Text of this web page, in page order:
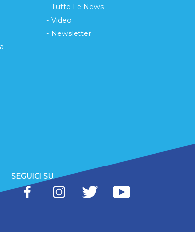
- Tutte Le News
- Video
- Newsletter
SEGUICI SU